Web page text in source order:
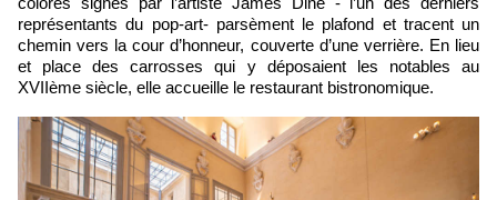
représentants du pop-art- parsèment le plafond et tracent un
chemin vers la cour d’honneur, couverte d’une verrière. En lieu
et place des carrosses qui y déposaient les notables au
XVIIème siècle, elle accueille le restaurant bistronomique.